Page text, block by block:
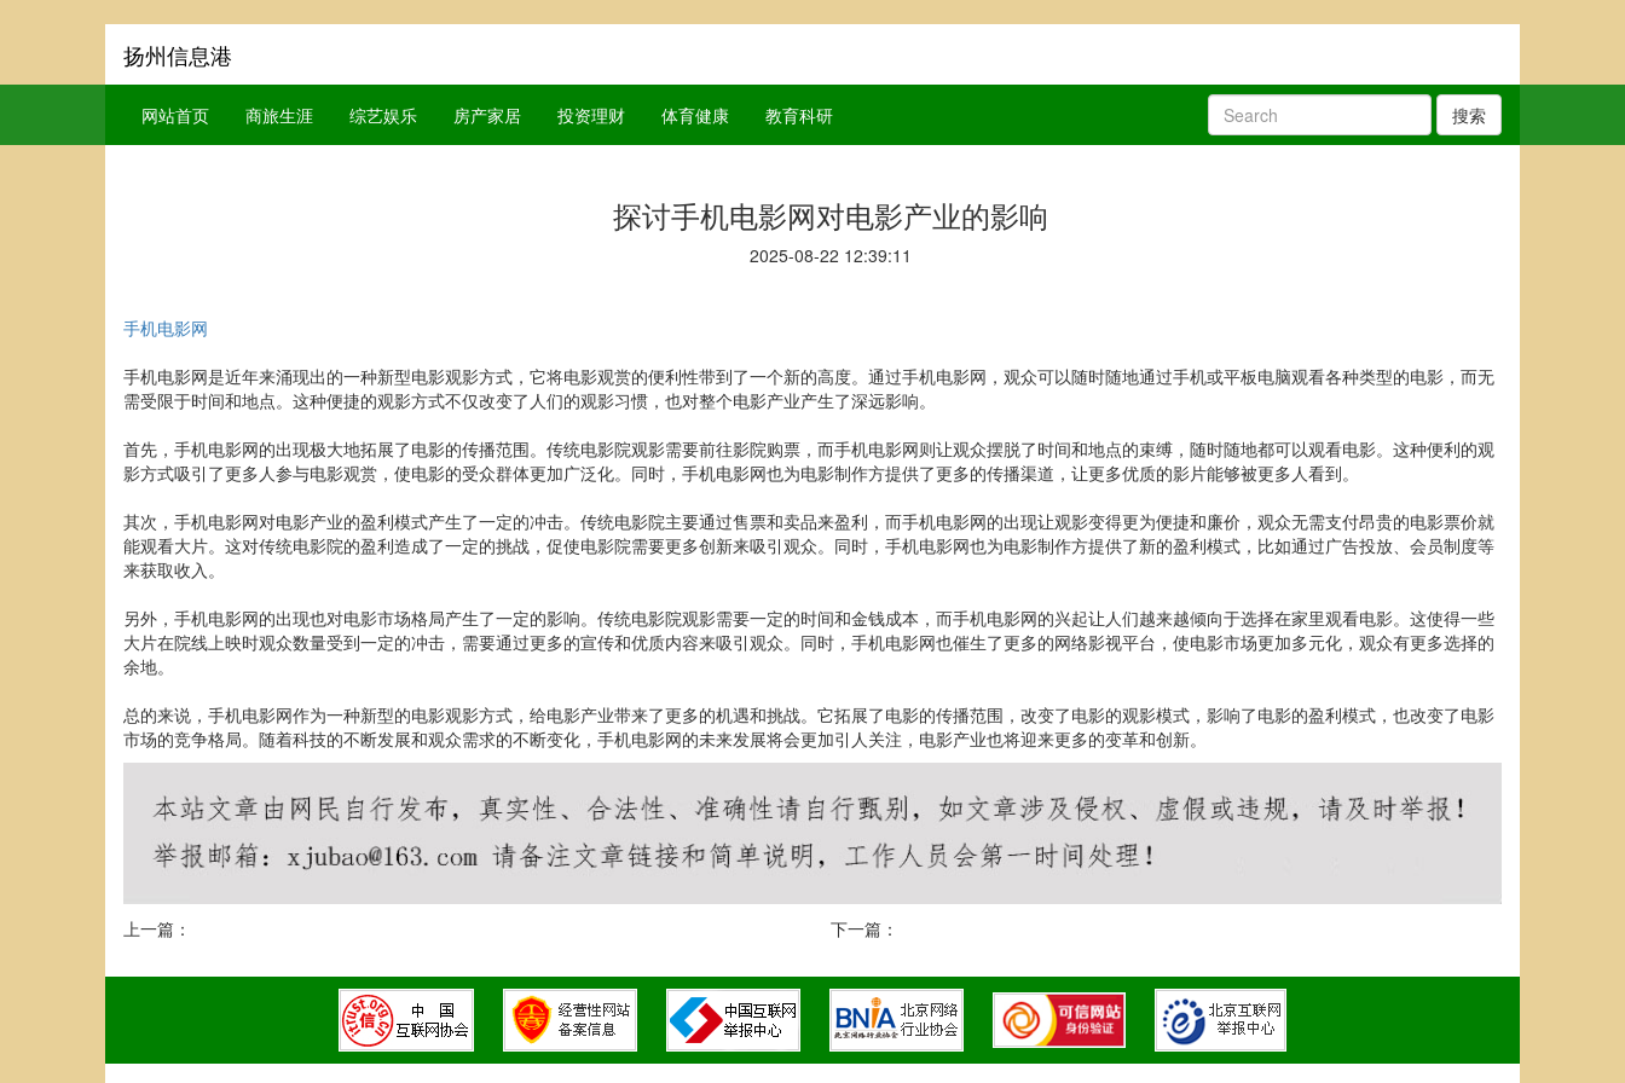
扬州信息港
网站首页 商旅生涯 综艺娱乐 房产家居 投资理财 体育健康 教育科研 搜索
探讨手机电影网对电影产业的影响
2025-08-22 12:39:11
手机电影网
手机电影网是近年来涌现出的一种新型电影观影方式，它将电影观赏的便利性带到了一个新的高度。通过手机电影网，观众可以随时随地通过手机或平板电脑观看各种类型的电影，而无
需受限于时间和地点。这种便捷的观影方式不仅改变了人们的观影习惯，也对整个电影产业产生了深远影响。
首先，手机电影网的出现极大地拓展了电影的传播范围。传统电影院观影需要前往影院购票，而手机电影网则让观众摆脱了时间和地点的束缚，随时随地都可以观看电影。这种便利的观
影方式吸引了更多人参与电影观赏，使电影的受众群体更加广泛化。同时，手机电影网也为电影制作方提供了更多的传播渠道，让更多优质的影片能够被更多人看到。
其次，手机电影网对电影产业的盈利模式产生了一定的冲击。传统电影院主要通过售票和卖品来盈利，而手机电影网的出现让观影变得更为便捷和廉价，观众无需支付昂贵的电影票价就
能观看大片。这对传统电影院的盈利造成了一定的挑战，促使电影院需要更多创新来吸引观众。同时，手机电影网也为电影制作方提供了新的盈利模式，比如通过广告投放、会员制度等
来获取收入。
另外，手机电影网的出现也对电影市场格局产生了一定的影响。传统电影院观影需要一定的时间和金钱成本，而手机电影网的兴起让人们越来越倾向于选择在家里观看电影。这使得一些
大片在院线上映时观众数量受到一定的冲击，需要通过更多的宣传和优质内容来吸引观众。同时，手机电影网也催生了更多的网络影视平台，使电影市场更加多元化，观众有更多选择的
余地。
总的来说，手机电影网作为一种新型的电影观影方式，给电影产业带来了更多的机遇和挑战。它拓展了电影的传播范围，改变了电影的观影模式，影响了电影的盈利模式，也改变了电影
市场的竞争格局。随着科技的不断发展和观众需求的不断变化，手机电影网的未来发展将会更加引人关注，电影产业也将迎来更多的变革和创新。
上一篇： 下一篇：